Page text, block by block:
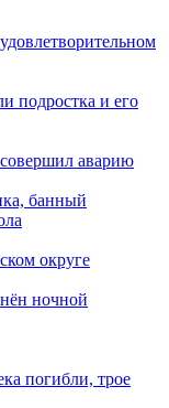
подростка и его
аварию
банный
округе
ночной
погибли, трое